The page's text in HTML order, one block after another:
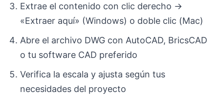
Extrae el contenido con clic derecho →
«Extraer aquí» (Windows) o doble clic (Mac)
Abre el archivo DWG con AutoCAD, BricsCAD
o tu software CAD preferido
Verifica la escala y ajusta según tus
necesidades del proyecto